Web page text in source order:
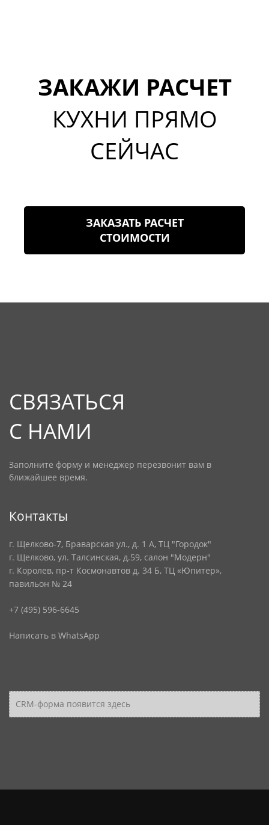
ЗАКАЖИ РАСЧЕТ
КУХНИ ПРЯМО
СЕЙЧАС
ЗАКАЗАТЬ РАСЧЕТ
СТОИМОСТИ
СВЯЗАТЬСЯ
С НАМИ
Заполните форму и менеджер перезвонит вам в
ближайшее время.
Контакты
г. Щелково-7, Браварская ул., д. 1 А, ТЦ "Городок"
г. Щелково, ул. Талсинская, д.59, салон "Модерн"
г. Королев, пр-т Космонавтов д. 34 Б, ТЦ «Юпитер»,
павильон № 24
+7 (495) 596-6645
Написать в WhatsApp
CRM-форма появится здесь